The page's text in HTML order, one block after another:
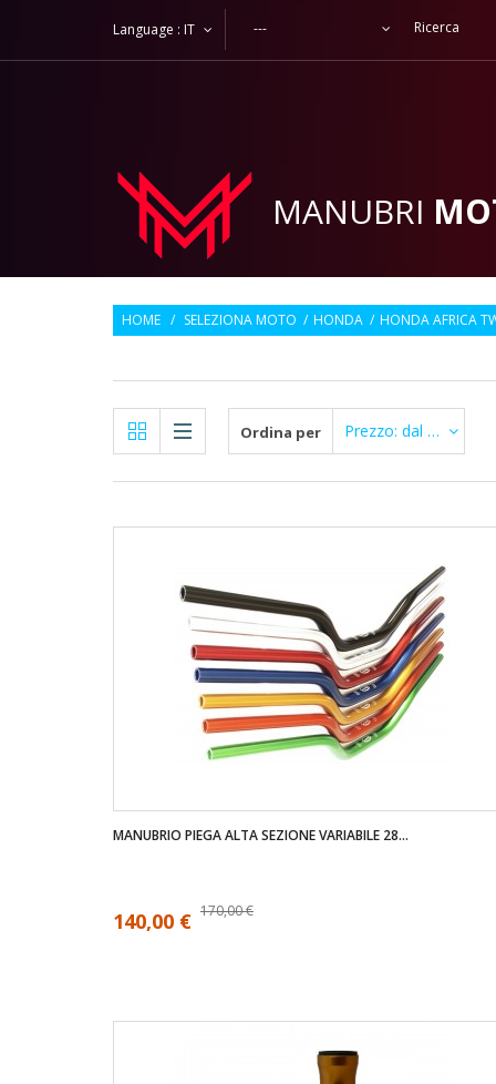
Language : IT ---
MANUBRI
HOME / SELEZIONA MOTO / HONDA / HONDA AFRICA
Ordina per Prezzo: dal più Alto
MANUBRIO PIEGA ALTA SEZIONE VARIABILE 28...
170,00 €
140,00 €